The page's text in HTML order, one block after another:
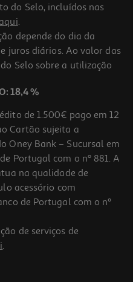
do Selo, incluídos nas
aqui.
depende do dia da
juros diários. Ao valor das
Selo sobre a utilização
18,4 %
de 1.500€ pago em 12
Cartão sujeita a
Oney Bank – Sucursal em
Portugal com o nº 881. A
na qualidade de
acessório com
de Portugal com o nº
de serviços de
.